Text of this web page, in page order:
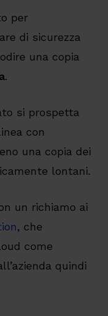
per
di sicurezza
una copia
.
si prospetta
con
una copia dei
lontani.
un richiamo ai
, che
come
quindi